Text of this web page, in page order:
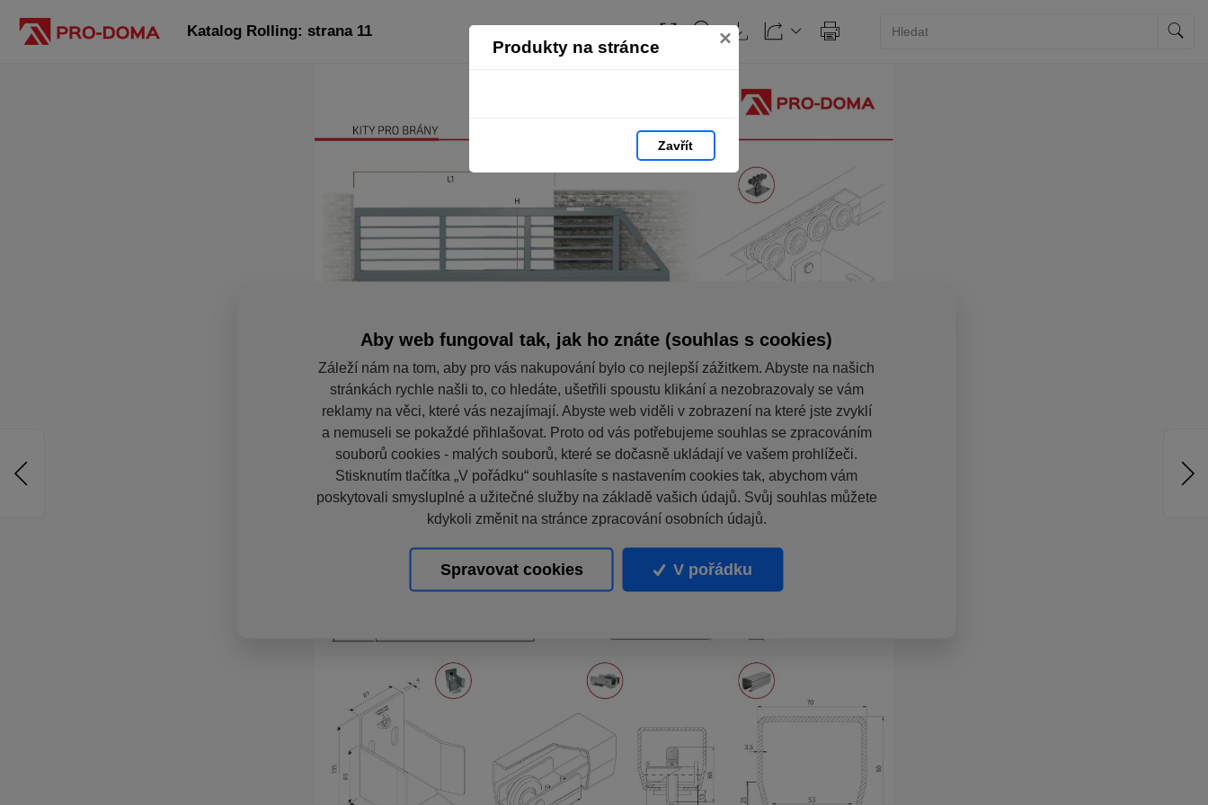
Produkty na stránce ×
Zavřít
Katalog Rolling: strana 11
Aby web fungoval tak, jak ho znáte (souhlas s cookies)
Záleží nám na tom, aby pro vás nakupování bylo co nejlepší zážitkem. Abyste na našich
stránkách rychle našli to, co hledáte, ušetřili spoustu klikání a nezobrazovaly se vám
reklamy na věci, které vás nezajímají. Abyste web viděli v zobrazení na které jste zvyklí
a nemuseli se pokaždé přihlašovat. Proto od vás potřebujeme souhlas se zpracováním
souborů cookies - malých souborů, které se dočasně ukládají ve vašem prohlížeči.
Stisknutím tlačítka „V pořádku“ souhlasíte s nastavením cookies tak, abychom vám
poskytovali smysluplné a užitečné služby na základě vašich údajů. Svůj souhlas můžete
kdykoli změnit na stránce zpracování osobních údajů.
Spravovat cookies V pořádku